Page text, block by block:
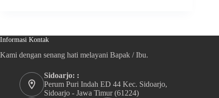
Informasi Kontak
Kami dengan senang hati melayani Bapak / Ibu.
Sidoarjo: :
Perum Puri Indah ED 44 Kec. Sidoarjo,
Sidoarjo - Jawa Timur (61224)